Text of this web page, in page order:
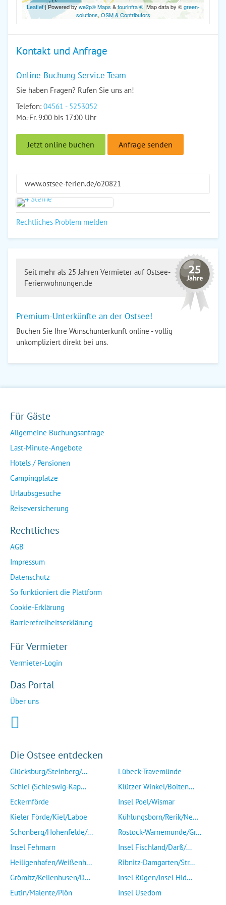
Leaflet| Powered bywe2p® Maps&tourinfra ®| Map data by ©green-
solutions,OSM & Contributors
Kontakt und Anfrage
Online Buchung Service Team
Sie haben Fragen? Rufen Sie uns an!
Telefon: 04561 - 5253052
Mo.-Fr. 9:00 bis 17:00 Uhr
Jetzt online buchen Anfrage senden
www.ostsee-ferien.de/o20821
Rechtliches Problem melden
Seit mehr als 25 Jahren Vermieter auf Ostsee-
Ferienwohnungen.de
Premium-Unterkünfte an der Ostsee!
Buchen Sie Ihre Wunschunterkunft online - völlig
unkompliziert direkt bei uns.
Für Gäste
Allgemeine Buchungsanfrage
Last-Minute-Angebote
Hotels / Pensionen
Campingplätze
Urlaubsgesuche
Reiseversicherung
Rechtliches
AGB
Impressum
Datenschutz
So funktioniert die Plattform
Cookie-Erklärung
Barrierefreiheitserklärung
Für Vermieter
Vermieter-Login
Das Portal
Über uns
Die Ostsee entdecken
Glücksburg/Steinberg/...
Schlei (Schleswig-Kap...
Eckernförde
Kieler Förde/Kiel/Laboe
Schönberg/Hohenfelde/...
Insel Fehmarn
Heiligenhafen/Weißenh...
Grömitz/Kellenhusen/D...
Eutin/Malente/Plön
Lübeck-Travemünde
Klützer Winkel/Bolten...
Insel Poel/Wismar
Kühlungsborn/Rerik/Ne...
Rostock-Warnemünde/Gr...
Insel Fischland/Darß/...
Ribnitz-Damgarten/Str...
Insel Rügen/Insel Hid...
Insel Usedom